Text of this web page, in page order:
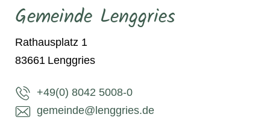
Gemeinde Lenggries
Rathausplatz 1
83661 Lenggries
+49(0) 8042 5008-0
gemeinde@lenggries.de